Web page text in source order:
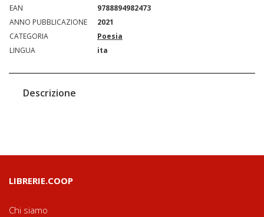
EAN
9788894982473
ANNO PUBBLICAZIONE
2021
CATEGORIA
Poesia
LINGUA
ita
Descrizione
LIBRERIE.COOP
Chi siamo